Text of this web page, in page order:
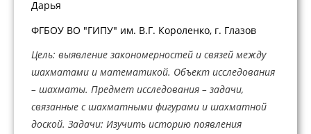
Дарья
ФГБОУ ВО "ГИПУ" им. В.Г. Короленко, г. Глазов
Цель: выявление закономерностей и связей между
шахматами и математикой. Объект исследования
– шахматы. Предмет исследования – задачи,
связанные с шахматными фигурами и шахматной
доской. Задачи: Изучить историю появления